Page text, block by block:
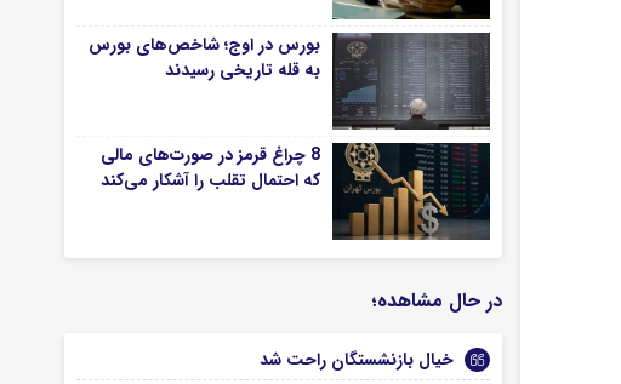
بورس در اوج؛ شاخص‌های بورس
به قله تاریخی رسیدند
8 چراغ قرمز در صورت‌های مالی
که احتمال تقلب را آشکار می‌کند
در حال مشاهده؛
خیال بازنشستگان راحت شد